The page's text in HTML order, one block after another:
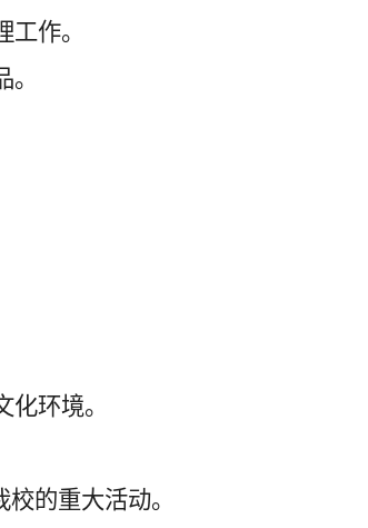
作。
化环境。
校的重大活动。